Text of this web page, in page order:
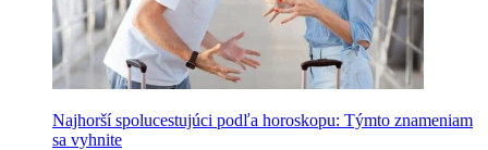
Najhorší spolucestujúci podľa horoskopu: Týmto znameniam
sa vyhnite